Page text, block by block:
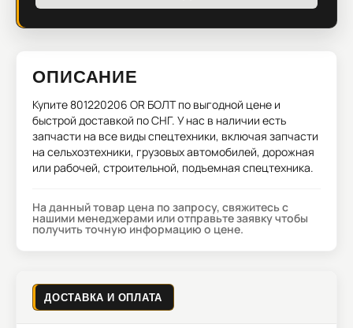
ОПИСАНИЕ
Купите801220206 OR БОЛТпо выгодной цене и
быстрой доставкой по СНГ. У нас в наличии есть
запчасти на все виды спецтехники, включая запчасти
на сельхозтехники, грузовых автомобилей, дорожная
или рабочей, строительной, подъемная спецтехника.
На данный товар цена по запросу, свяжитесь с
нашими менеджерами или отправьте заявку чтобы
получить точную информацию о цене.
ДОСТАВКА И ОПЛАТА